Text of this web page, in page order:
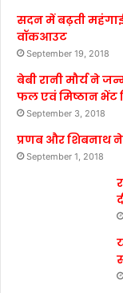
सदन में बढ़ती महंगाई
वॉकआउट
September 19, 2018
बेबी रानी मौर्य ने
फल एवं मिष्ठान भेंट
September 3, 2018
प्रणब और शिबनाथ
September 1, 2018